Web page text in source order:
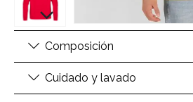
Composición
Cuidado y lavado